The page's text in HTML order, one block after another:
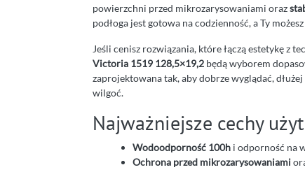
powierzchni przed mikrozarysowaniami oraz
podłoga jest gotowa na codzienność, a Ty
Jeśli cenisz rozwiązania, które łączą estetykę z
Victoria 1519 128,5×19,2 będą wyborem
zaprojektowana tak, aby dobrze wyglądać,
wilgoć.
Najważniejsze cechy
Wodoodporność 100h i odporność na
Ochrona przed mikrozarysowaniami